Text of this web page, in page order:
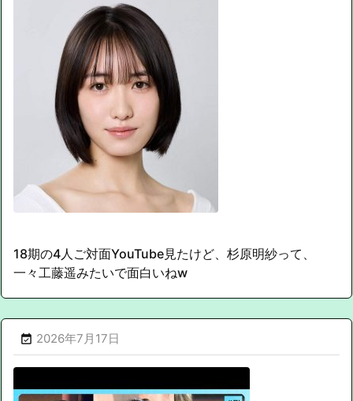
18期の4人ご対面YouTube見たけど、杉原明紗って、
一々工藤遥みたいで面白いねw
 2026年7月17日